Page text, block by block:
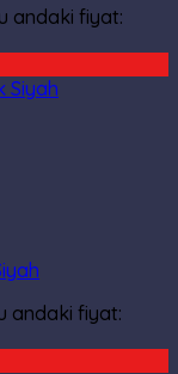
andaki fiyat:
andaki fiyat: